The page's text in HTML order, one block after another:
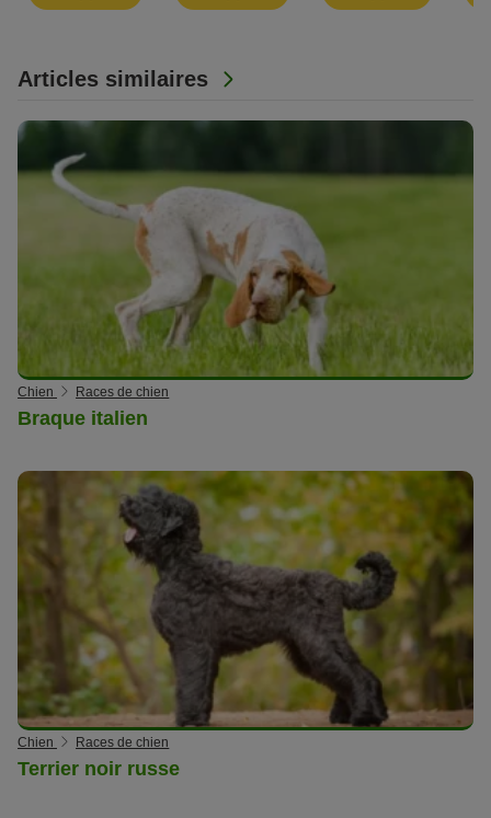
Articles similaires
Chien Races de chien
Braque italien
Chien Races de chien
Terrier noir russe